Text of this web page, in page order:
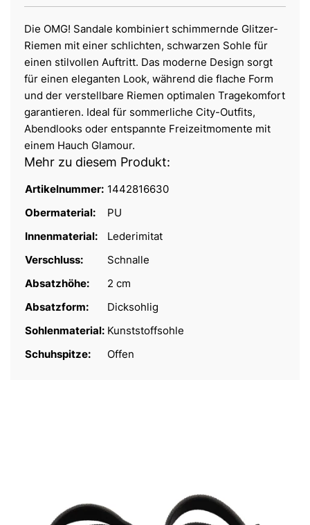
Die OMG! Sandale kombiniert schimmernde Glitzer-
Riemen mit einer schlichten, schwarzen Sohle für
einen stilvollen Auftritt. Das moderne Design sorgt
für einen eleganten Look, während die flache Form
und der verstellbare Riemen optimalen Tragekomfort
garantieren. Ideal für sommerliche City-Outfits,
Abendlooks oder entspannte Freizeitmomente mit
einem Hauch Glamour.
Mehr zu diesem Produkt:
Artikelnummer: 1442816630
Obermaterial:
PU
Innenmaterial:
Lederimitat
Verschluss:
Schnalle
Absatzhöhe:
2 cm
Absatzform:
Dicksohlig
Sohlenmaterial: Kunststoffsohle
Schuhspitze:
Offen